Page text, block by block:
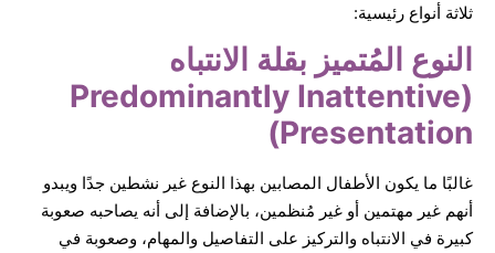
ثلاثة أنواع رئيسية:
النوع المُتميز بقلة الانتباه
(Predominantly Inattentive
Presentation)
غالبًا ما يكون الأطفال المصابين بهذا النوع غير نشطين جدًا ويبدو
أنهم غير مهتمين أو غير مُنظمين، بالإضافة إلى أنه يصاحبه صعوبة
كبيرة في الانتباه والتركيز على التفاصيل والمهام، وصعوبة في